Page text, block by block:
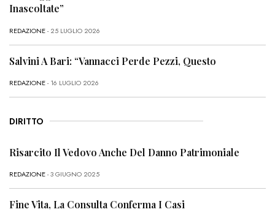
Inascoltate”
REDAZIONE- 25 LUGLIO 2026
Salvini A Bari: “Vannacci Perde Pezzi, Questo
REDAZIONE- 16 LUGLIO 2026
DIRITTO
Risarcito Il Vedovo Anche Del Danno Patrimoniale
REDAZIONE- 3 GIUGNO 2025
Fine Vita, La Consulta Conferma I Casi